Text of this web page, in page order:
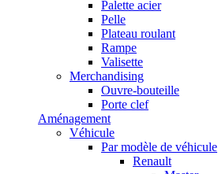
Palette acier
Pelle
Plateau roulant
Rampe
Valisette
Merchandising
Ouvre-bouteille
Porte clef
Aménagement
Véhicule
Par modèle de véhicule
Renault